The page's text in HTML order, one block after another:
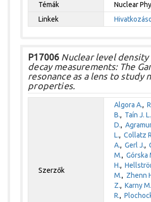
Témák
Nuclear
Linkek
P17006 Nuclear level
decay measurements: The
resonance as a lens to study
properties.
Szerzők
Algora A.,
B., Taín J. L.
D.,
L.,Collatz
A.,Gerl J.,
M.,Górska
H.,
M., Zhenn
Z.,Karny
R.,